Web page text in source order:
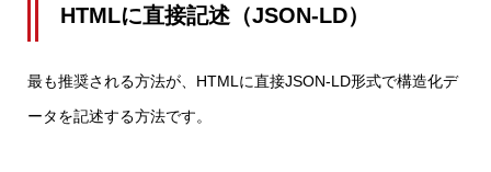
HTMLに直接記述（JSON-LD）
最も推奨される方法が、HTMLに直接JSON-LD形式で構造化デ
ータを記述する方法です。